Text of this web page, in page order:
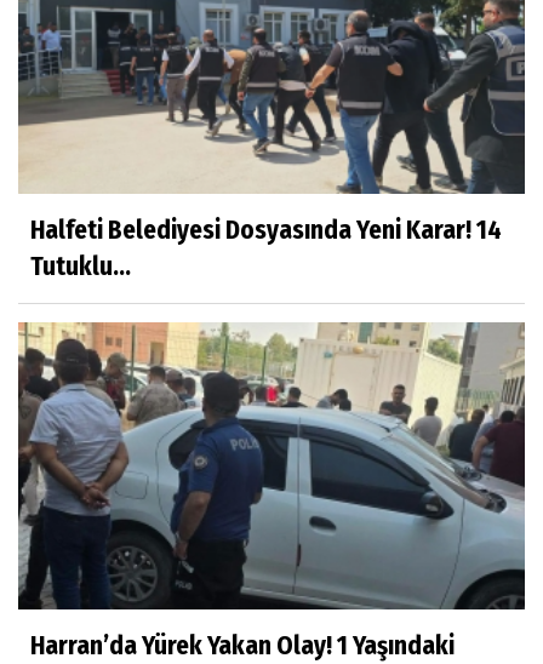
Halfeti Belediyesi Dosyasında Yeni Karar! 14
Tutuklu...
Harran’da Yürek Yakan Olay! 1 Yaşındaki